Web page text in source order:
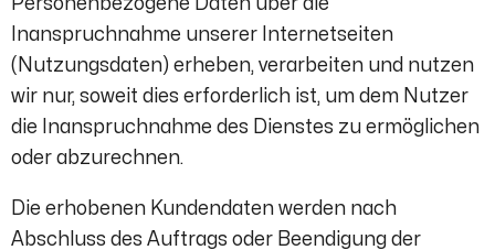
Personenbezogene Daten über die
Inanspruchnahme unserer Internetseiten
(Nutzungsdaten) erheben, verarbeiten und nutzen
wir nur, soweit dies erforderlich ist, um dem Nutzer
die Inanspruchnahme des Dienstes zu ermöglichen
oder abzurechnen.
Die erhobenen Kundendaten werden nach
Abschluss des Auftrags oder Beendigung der